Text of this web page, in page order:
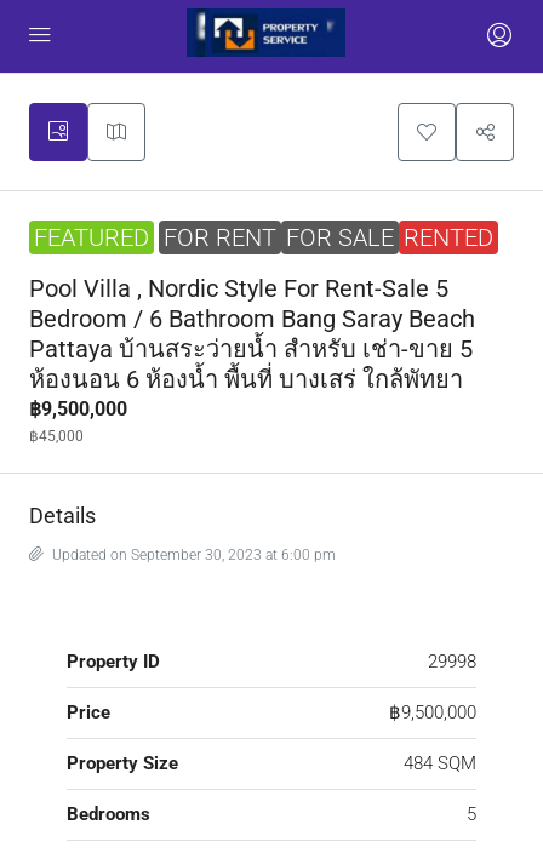
FEATURED FOR RENT FOR SALE RENTED
Pool Villa , Nordic Style For Rent-Sale 5
Bedroom / 6 Bathroom Bang Saray Beach
Pattaya บ้านสระว่ายน้ำ สำหรับ เช่า-ขาย 5
ห้องนอน 6 ห้องน้ำ พื้นที่ บางเสร่ ใกล้พัทยา
฿9,500,000
฿45,000
Details
Updated on September 30, 2023 at 6:00 pm
Property ID 29998
Price ฿9,500,000
Property Size 484 SQM
Bedrooms 5